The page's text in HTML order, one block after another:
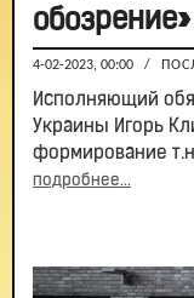
обозрение»
4-02-2023, 00:00 /
Исполняющий
Украины Игорь
формирование
подробнее...